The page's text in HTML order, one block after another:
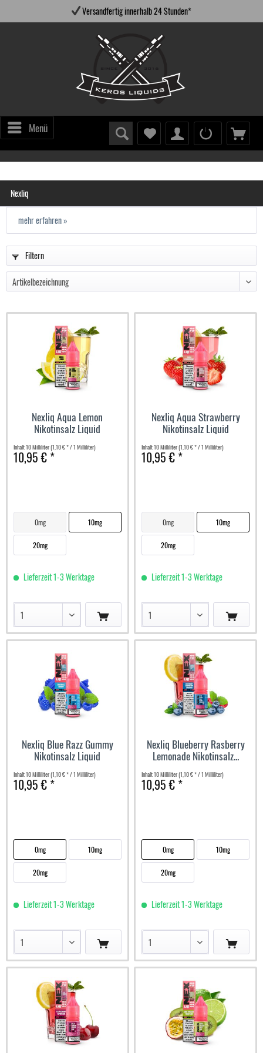
Versandfertig innerhalb 24 Stunden*
Menü
Nexliq
mehr erfahren »
Filtern
Nexliq Aqua Lemon
Nikotinsalz Liquid
Inhalt10 Milliliter(1,10 € * / 1 Milliliter)
10,95 € *
0mg 10mg
20mg
Lieferzeit 1-3 Werktage
Nexliq Aqua Strawberry
Nikotinsalz Liquid
Inhalt10 Milliliter(1,10 € * / 1 Milliliter)
10,95 € *
0mg 10mg
20mg
Lieferzeit 1-3 Werktage
Nexliq Blue Razz Gummy
Nikotinsalz Liquid
Inhalt10 Milliliter(1,10 € * / 1 Milliliter)
10,95 € *
0mg 10mg
20mg
Lieferzeit 1-3 Werktage
Nexliq Blueberry Rasberry
Lemonade Nikotinsalz...
Inhalt10 Milliliter(1,10 € * / 1 Milliliter)
10,95 € *
0mg 10mg
20mg
Lieferzeit 1-3 Werktage